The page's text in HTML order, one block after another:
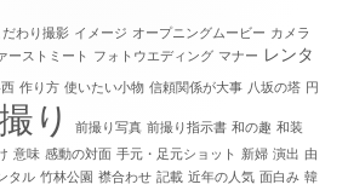
だわり撮影 イメージ オープニングムービー カメラ
ーストミート フォトウエディング マナー レンタ
作り方 使いたい小物 信頼関係が大事 八坂の塔 円
り 前撮り写真 前撮り指示書 和の趣 和装
意味 感動の対面 手元・足元ショット 新婦 演出 由
タル 竹林公園 襟合わせ 記載 近年の人気 面白み 韓